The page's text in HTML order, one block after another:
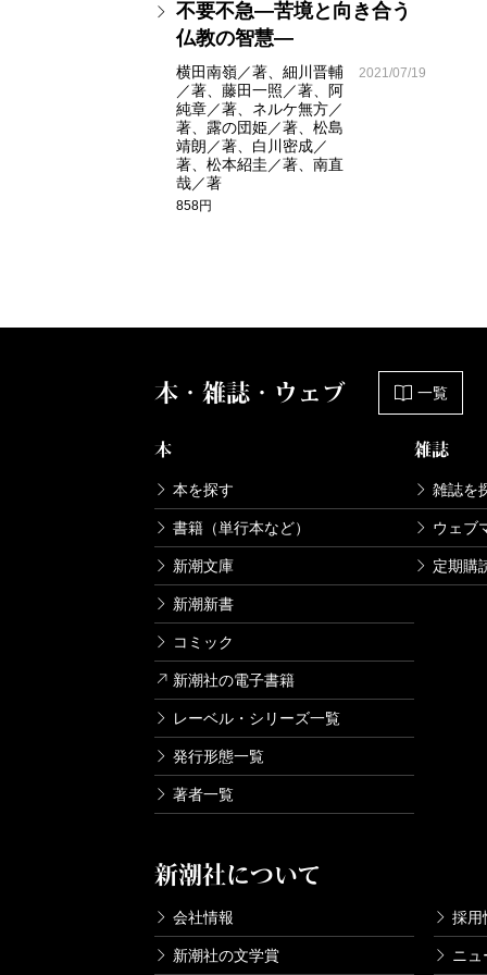
不要不急―苦境と向き合う
仏教の智慧―
横田南嶺／著、細川晋輔
／著、藤田一照／著、阿
純章／著、ネルケ無方／
著、露の団姫／著、松島
靖朗／著、白川密成／
著、松本紹圭／著、南直
哉／著
858円
2021/07/19
本・雑誌・ウェブ 一覧
本
本を探す
書籍（単行本など）
新潮文庫
新潮新書
コミック
新潮社の電子書籍
レーベル・シリーズ一覧
発行形態一覧
著者一覧
雑誌
雑誌を
ウェブ
定期購
新潮社について
会社情報 採用
新潮社の文学賞 ニュ